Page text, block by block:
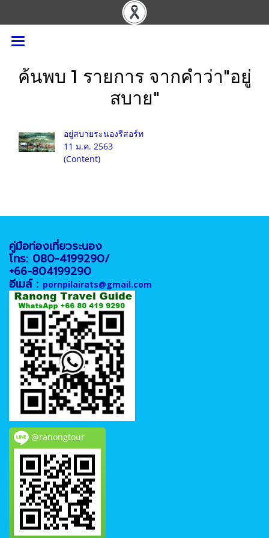
ค้นพบ 1 รายการ จากคำว่า"อยู่
สบาย"
อยู่สบายระนองรีสอร์ท
11 ม.ค. 2563
(Content)
คู่มือท่องเที่ยวระนอง
โทร: 080-4199290/
+66-804199290
อีเมล์ : pornpilairats@gmail.com
@ranongtour